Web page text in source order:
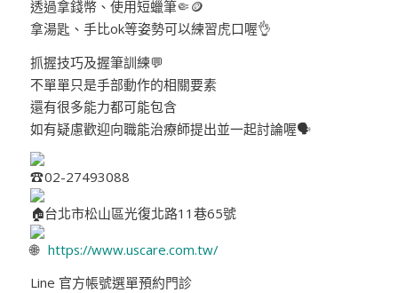
透過拿錢幣、使用短蠟筆🤏🪙
拿湯匙、手比ok等姿勢可以練習虎口喔👌
抓握技巧及握筆訓練💬
不單單只是手部動作的相關要素
還有很多能力都可能包含
如有疑慮歡迎向職能治療師提出並一起討論喔🗣️
02-27493088
台北市松山區光復北路11巷65號
https://www.uscare.com.tw/
Line 官方帳號選單預約門診